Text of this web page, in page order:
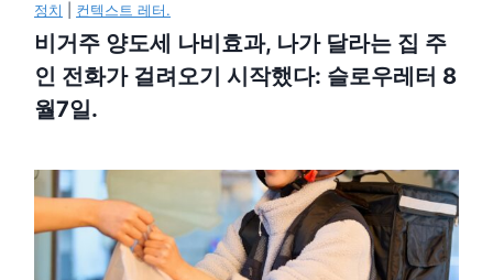
정치 컨텍스트 레터.
비거주 양도세 나비효과, 나가 달라는 집 주
인 전화가 걸려오기 시작했다: 슬로우레터 8
월7일.